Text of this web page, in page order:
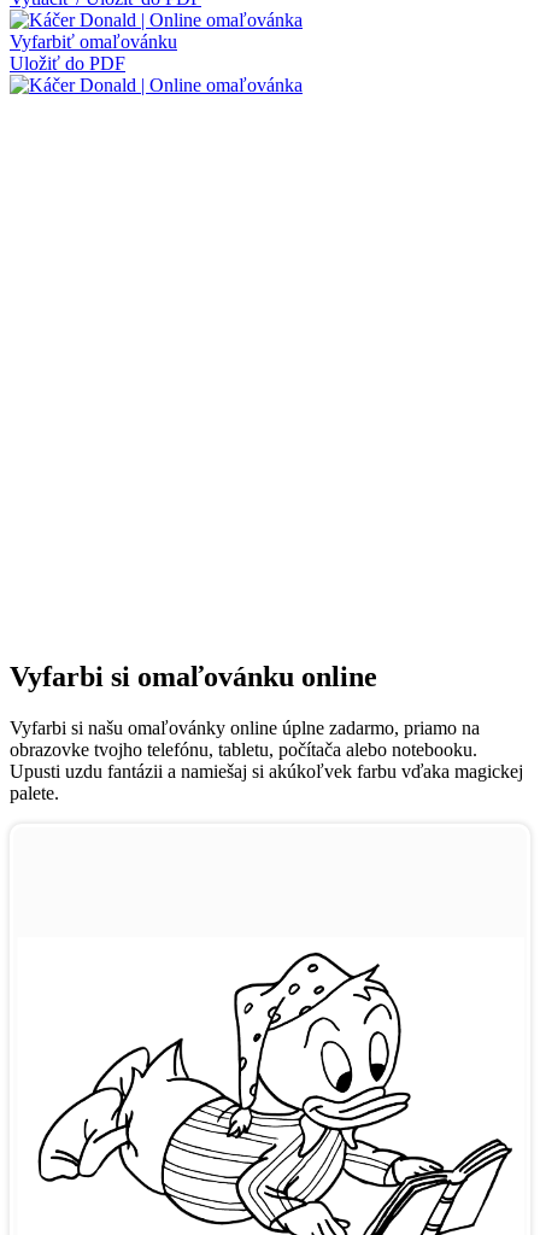
Vyfarbiť omaľovánku
Uložiť do PDF
Vyfarbi si omaľovánku online
Vyfarbi si našu omaľovánky online úplne zadarmo, priamo na
obrazovke tvojho telefónu, tabletu, počítača alebo notebooku.
Upusti uzdu fantázii a namiešaj si akúkoľvek farbu vďaka magickej
palete.